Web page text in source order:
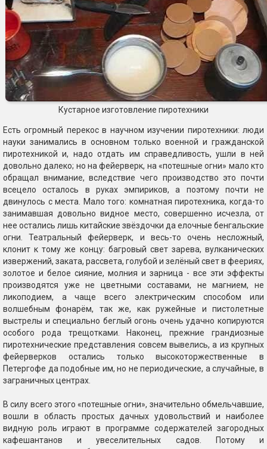
Кустарное изготовление пиротехники
Есть огромный перекос в научном изучении пиротехники: люди
науки занимались в основном только военной и гражданской
пиротехникой и, надо отдать им справедливость, ушли в ней
довольно далеко; но на фейерверк, на «потешные огни» мало кто
обращал внимание, вследствие чего производство это почти
всецело осталось в руках эмпириков, а поэтому почти не
двинулось с места. Мало того: комнатная пиротехника, когда-то
занимавшая довольно видное место, совершенно исчезла, от
нее остались лишь китайские звёздочки да елочные бенгальские
огни. Театральный фейерверк, и весь-то очень несложный,
клонит к тому же концу: багровый свет зарева, вулканических
извержений, заката, рассвета, голубой и зелёный свет в феериях,
золотое и белое сияние, молния и зарница - все эти эффекты
производятся уже не цветными составами, не магнием, не
ликоподием, а чаще всего электрическим способом или
волшебным фонарём, так же, как ружейные и пистолетные
выстрелы и специально беглый огонь очень удачно копируются
особого рода трещотками. Наконец, прежние грандиозные
пиротехнические представления совсем вывелись, а из крупных
фейерверков остались только высокоторжественные в
Петергофе да подобные им, но не периодические, а случайные, в
заграничных центрах.
В силу всего этого «потешные огни», значительно обмельчавшие,
вошли в область простых дачных удовольствий и наиболее
видную роль играют в программе содержателей загородных
кафешантанов и увеселительных садов. Потому и